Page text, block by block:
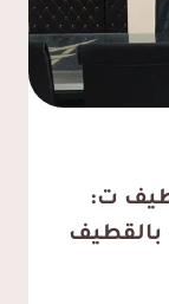
ت: